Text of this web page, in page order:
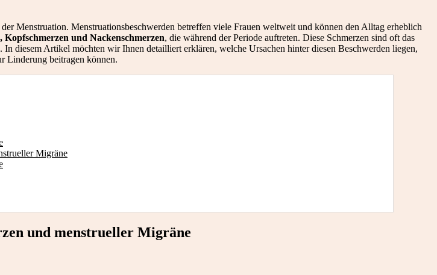
Menstruation. Menstruationsbeschwerden betreffen viele Frauen weltweit und können den Alltag erheblich
Kopfschmerzen und Nackenschmerzen, die während der Periode auftreten. Diese Schmerzen sind oft das
diesem Artikel möchten wir Ihnen detailliert erklären, welche Ursachen hinter diesen Beschwerden liegen,
Linderung beitragen können.
Migräne
und menstrueller Migräne